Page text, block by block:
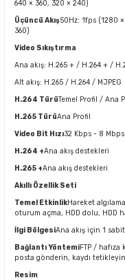
640 × 360, 320 × 240)
Üçüncü Akış50Hz: 1fps (1280
360)
Video Sıkıştırma
Ana akış: H.265 + / H.264 + /
Alt akış: H.265 / H.264 / MJPEG
H.264 TürüTemel Profil / Ana
H.265 TürüAna Profil
Video Bit Hızı32 Kbps - 8 Mbps
H.264 +Ana akış destekleri
H.265 +Ana akış destekleri
Akıllı Özellik Seti
Temel EtkinlikHareket
oturum açma, HDD dolu, HDD
İlgi BölgesiAna akış için 1
Bağlantı YöntemiFTP /
posta gönderin, kaydı
Resim